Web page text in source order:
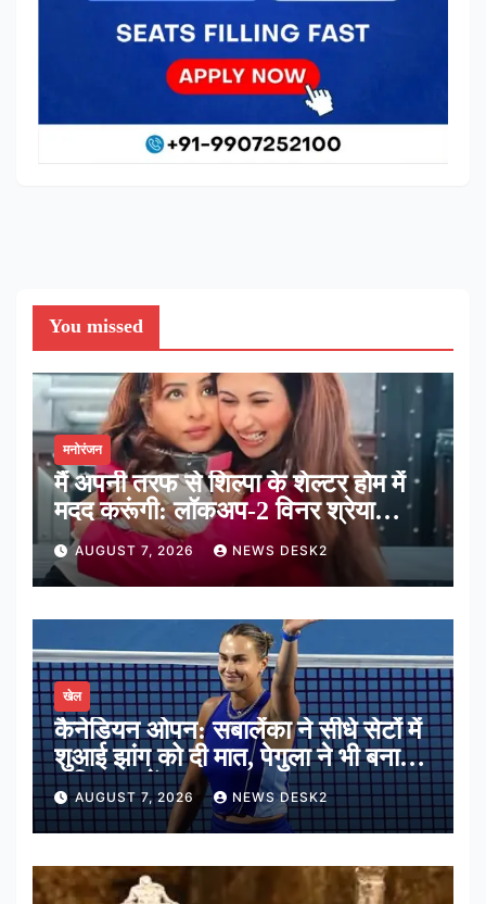
You missed
मनोरंजन
मैं अपनी तरफ से शिल्पा के शेल्टर होम में
मदद करूंगी: लॉकअप-2 विनर श्रेया
कालरा
AUGUST 7, 2026 NEWS DESK2
खेल
कैनेडियन ओपन: सबालेंका ने सीधे सेटों में
शुआई झांग को दी मात, पेगुला ने भी बनाई
अंतिम 16 में जगह
AUGUST 7, 2026 NEWS DESK2